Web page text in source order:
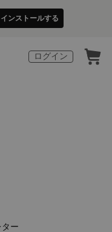
インストールする
ログイン
ター